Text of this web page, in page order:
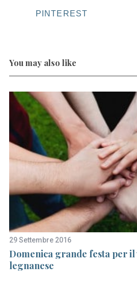
PINTEREST
You may also like
29 Settembre 2016
Domenica grande festa per
legnanese
S
e
a
r